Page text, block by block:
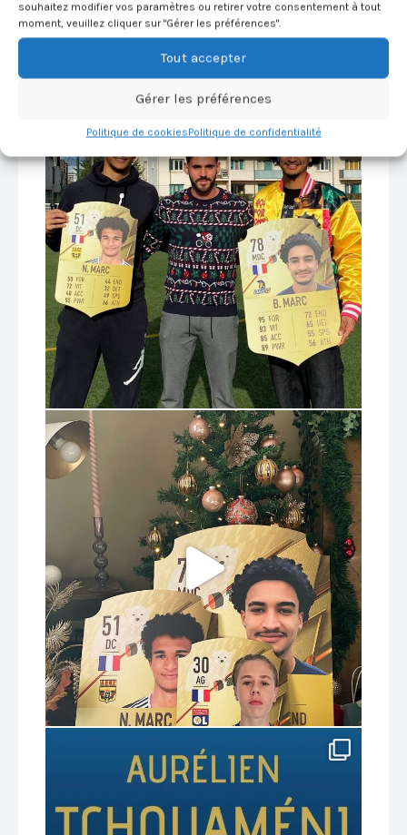
souhaitez modifier vos paramètres ou retirer votre consentement à tout
moment, veuillez cliquer sur "Gérer les préférences".
Tout accepter
Gérer les préférences
Politique de cookiesPolitique de confidentialité
– Courir avec un k-way fait-il perdre du poids ?
– Les bienfaits des automassages
– Prendre de la créatine est-il dangereux ?